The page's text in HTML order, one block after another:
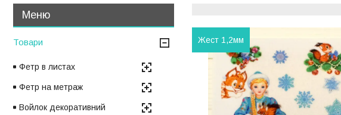
Жест 1,2мм
Товари
Фетр в листах
Фетр на метраж
Войлок декоративний